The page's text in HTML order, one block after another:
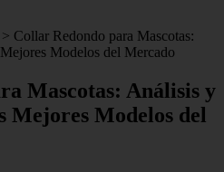
> Collar Redondo para Mascotas:
Modelos del Mercado
Mascotas: Análisis y
Mejores Modelos del